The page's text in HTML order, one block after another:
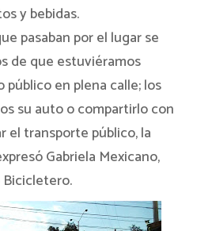
y bebidas.
pasaban por el lugar se
de que estuviéramos
en plena calle; los
su auto o compartirlo con
el transporte público, la
Gabriela Mexicano,